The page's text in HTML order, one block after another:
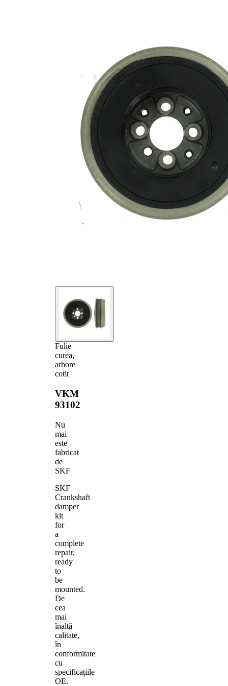
Fulie
curea,
arbore
cotit
VKM
93102
Nu
mai
este
fabricat
de
SKF
SKF
Crankshaft
damper
kit
for
a
complete
repair,
ready
to
be
mounted.
De
cea
mai
înaltă
calitate,
în
conformitate
cu
specificațiile
OE.